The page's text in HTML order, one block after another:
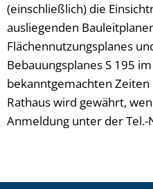
(einschließlich) die
ausliegenden
Flächennutzungsplanes
Bebauungsplanes S 195
bekanntgemachten Zeiten
Rathaus wird gewährt,
Anmeldung unter der